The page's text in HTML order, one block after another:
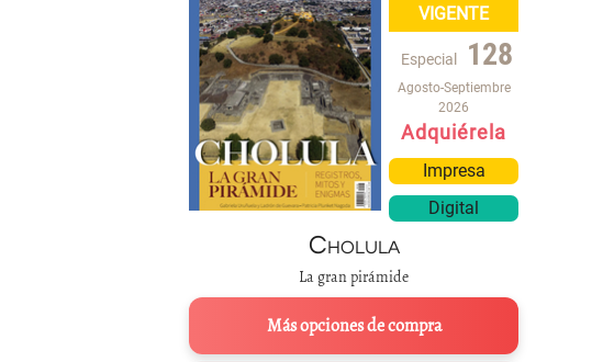
VIGENTE
Especial 128
Agosto-Septiembre
2026
Adquiérela
Impresa
Digital
Cholula
La gran pirámide
Más opciones de compra